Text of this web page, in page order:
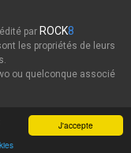
J'accepte
par ROCK8
les propriétés de leurs
ou quelconque associé